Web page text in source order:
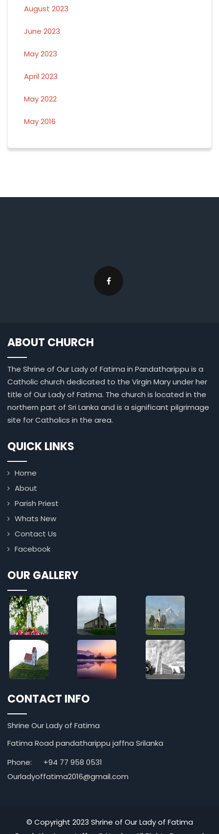
August 2023
June 2023
May 2023
April 2023
May 2022
May 2016
ABOUT CHURCH
The Shrine of Our Lady of Fatima in Pandatharippu is a
Catholic church dedicated to the Virgin Mary under her
title of Our Lady of Fatima. The church is located in the
northern part of Sri Lanka and is a significant pilgrimage
site for Catholics in the area.
QUICK LINKS
Home
About
Parish Priest
Whats New
Contact Us
Facebook
OUR GALLERY
CONTACT INFO
Shrine Our Lady of Fatima
Fatima Road pandatharippu jaffna Srilanka
Phone:
+94 77 958 0531
Ourladyoffatima2016@gmail.com
© Copyright 2023 Shrine of Our Lady of Fatima